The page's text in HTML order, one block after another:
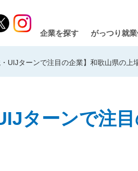
企業を探す がっつり就
・UIJターンで注目の企業】和歌山県の上
ターンで注